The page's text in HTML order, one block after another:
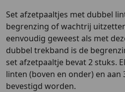
Set afzetpaaltjes met dubbel
begrenzing of wachtrij
eenvoudig geweest als met
dubbel trekband is de
set afzetpaaltje bevat 2 stuks.
linten (boven en onder) en
bevestigd worden.